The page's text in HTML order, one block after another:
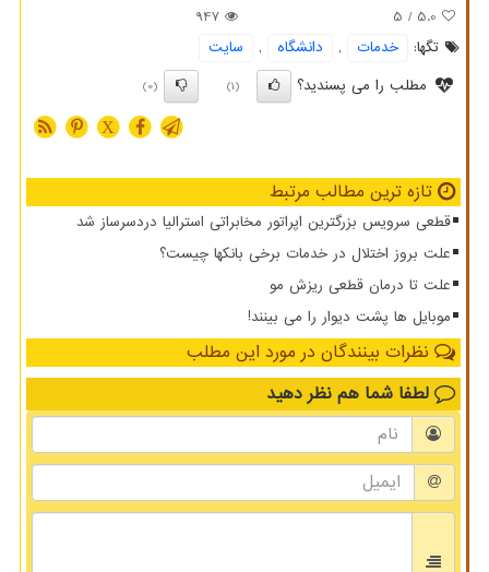
5.0
/ 5
947
تگها:
خدمات , دانشگاه ,
سایت
مطلب را می پسندید؟
(1)
(0)
X
تازه ترین مطالب مرتبط
قطعی سرویس بزرگترین اپراتور مخابراتی استرالیا دردسرساز شد
علت بروز اختلال در خدمات برخی بانکها چیست؟
علت تا درمان قطعی ریزش مو
موبایل ها پشت دیوار را می بینند!
نظرات بینندگان در مورد این مطلب
لطفا شما هم نظر دهید